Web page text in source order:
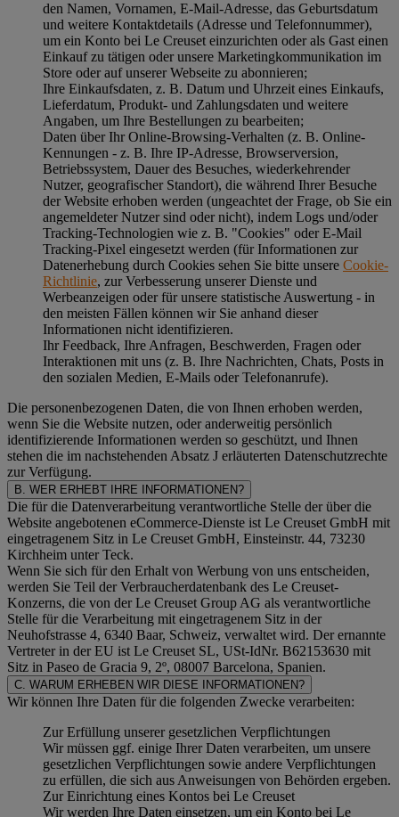
den Namen, Vornamen, E-Mail-Adresse, das Geburtsdatum
und weitere Kontaktdetails (Adresse und Telefonnummer),
um ein Konto bei Le Creuset einzurichten oder als Gast einen
Einkauf zu tätigen oder unsere Marketingkommunikation im
Store oder auf unserer Webseite zu abonnieren;
Ihre Einkaufsdaten, z. B. Datum und Uhrzeit eines Einkaufs,
Lieferdatum, Produkt- und Zahlungsdaten und weitere
Angaben, um Ihre Bestellungen zu bearbeiten;
Daten über Ihr Online-Browsing-Verhalten (z. B. Online-
Kennungen - z. B. Ihre IP-Adresse, Browserversion,
Betriebssystem, Dauer des Besuches, wiederkehrender
Nutzer, geografischer Standort), die während Ihrer Besuche
der Website erhoben werden (ungeachtet der Frage, ob Sie ein
angemeldeter Nutzer sind oder nicht), indem Logs und/oder
Tracking-Technologien wie z. B. "Cookies" oder E-Mail
Tracking-Pixel eingesetzt werden (für Informationen zur
Datenerhebung durch Cookies sehen Sie bitte unsere Cookie-
Richtlinie, zur Verbesserung unserer Dienste und
Werbeanzeigen oder für unsere statistische Auswertung - in
den meisten Fällen können wir Sie anhand dieser
Informationen nicht identifizieren.
Ihr Feedback, Ihre Anfragen, Beschwerden, Fragen oder
Interaktionen mit uns (z. B. Ihre Nachrichten, Chats, Posts in
den sozialen Medien, E-Mails oder Telefonanrufe).
Die personenbezogenen Daten, die von Ihnen erhoben werden,
wenn Sie die Website nutzen, oder anderweitig persönlich
identifizierende Informationen werden so geschützt, und Ihnen
stehen die im nachstehenden Absatz J erläuterten Datenschutzrechte
zur Verfügung.
B. WER ERHEBT IHRE INFORMATIONEN?
Die für die Datenverarbeitung verantwortliche Stelle der über die
Website angebotenen eCommerce-Dienste ist Le Creuset GmbH mit
eingetragenem Sitz in Le Creuset GmbH, Einsteinstr. 44, 73230
Kirchheim unter Teck.
Wenn Sie sich für den Erhalt von Werbung von uns entscheiden,
werden Sie Teil der Verbraucherdatenbank des Le Creuset-
Konzerns, die von der Le Creuset Group AG als verantwortliche
Stelle für die Verarbeitung mit eingetragenem Sitz in der
Neuhofstrasse 4, 6340 Baar, Schweiz, verwaltet wird. Der ernannte
Vertreter in der EU ist Le Creuset SL, USt-IdNr. B62153630 mit
Sitz in Paseo de Gracia 9, 2º, 08007 Barcelona, Spanien.
C. WARUM ERHEBEN WIR DIESE INFORMATIONEN?
Wir können Ihre Daten für die folgenden Zwecke verarbeiten:
Zur Erfüllung unserer gesetzlichen Verpflichtungen
Wir müssen ggf. einige Ihrer Daten verarbeiten, um unsere
gesetzlichen Verpflichtungen sowie andere Verpflichtungen
zu erfüllen, die sich aus Anweisungen von Behörden ergeben.
Zur Einrichtung eines Kontos bei Le Creuset
Wir werden Ihre Daten einsetzen, um ein Konto bei Le